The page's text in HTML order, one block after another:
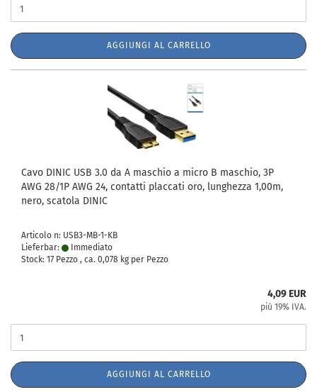
AGGIUNGI AL CARRELLO
Cavo DINIC USB 3.0 da A maschio a micro B maschio, 3P
AWG 28/1P AWG 24, contatti placcati oro, lunghezza 1,00m,
nero, scatola DINIC
Articolo n: USB3-MB-1-KB
Lieferbar:
Immediato
Stock: 17 Pezzo , ca. 0,078 kg per Pezzo
4,09 EUR
più 19% IVA.
AGGIUNGI AL CARRELLO